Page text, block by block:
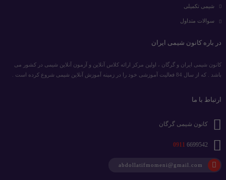
شیمی تکمیلی
سوالات متداول
در باره کانون شیمی ایران
کانون شیمی ایران و گرگان ، اولین مرکز ارائه کلاس آنلاین و آزمون آنلاین شیمی در کشور می
باشد . که از سال 84 فعالیت آموزشی خود را در زمینه آموزش آنلاین شیمی شروع کرده است .
ارتباط با ما
کانون شیمی گرگان
0911 6699542
abdollatifmomeni@gmail.com